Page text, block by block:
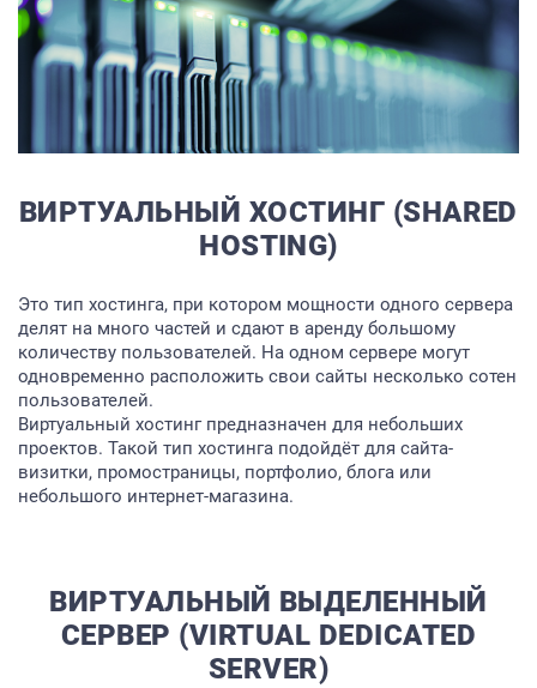
ВИРТУАЛЬНЫЙ ХОСТИНГ (SHARED
HOSTING)
Это тип хостинга, при котором мощности одного сервера
делят на много частей и сдают в аренду большому
количеству пользователей. На одном сервере могут
одновременно расположить свои сайты несколько сотен
пользователей.
Виртуальный хостинг предназначен для небольших
проектов. Такой тип хостинга подойдёт для сайта-
визитки, промостраницы, портфолио, блога или
небольшого интернет-магазина.
ВИРТУАЛЬНЫЙ ВЫДЕЛЕННЫЙ
СЕРВЕР (VIRTUAL DEDICATED
SERVER)